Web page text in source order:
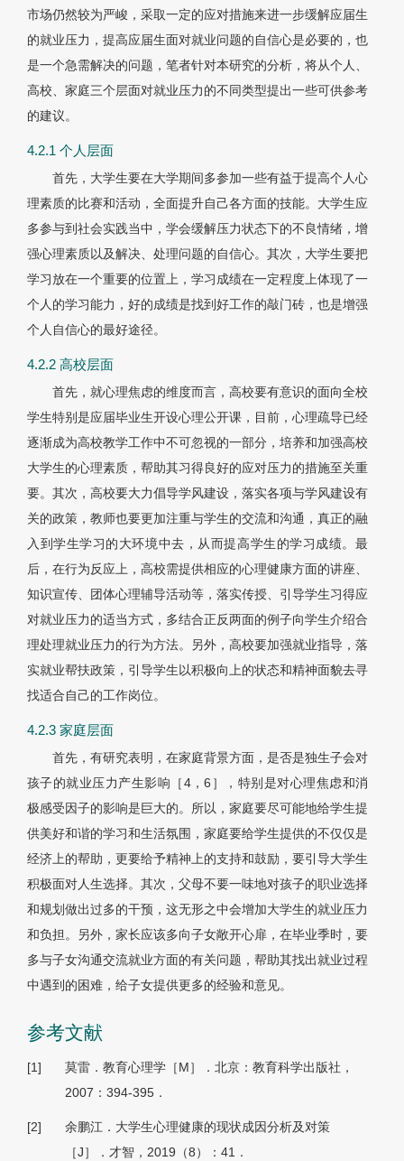
市场仍然较为严峻，采取一定的应对措施来进一步缓解应届生
的就业压力，提高应届生面对就业问题的自信心是必要的，也
是一个急需解决的问题，笔者针对本研究的分析，将从个人、
高校、家庭三个层面对就业压力的不同类型提出一些可供参考
的建议。
4.2.1 个人层面
首先，大学生要在大学期间多参加一些有益于提高个人心
理素质的比赛和活动，全面提升自己各方面的技能。大学生应
多参与到社会实践当中，学会缓解压力状态下的不良情绪，增
强心理素质以及解决、处理问题的自信心。其次，大学生要把
学习放在一个重要的位置上，学习成绩在一定程度上体现了一
个人的学习能力，好的成绩是找到好工作的敲门砖，也是增强
个人自信心的最好途径。
4.2.2 高校层面
首先，就心理焦虑的维度而言，高校要有意识的面向全校
学生特别是应届毕业生开设心理公开课，目前，心理疏导已经
逐渐成为高校教学工作中不可忽视的一部分，培养和加强高校
大学生的心理素质，帮助其习得良好的应对压力的措施至关重
要。其次，高校要大力倡导学风建设，落实各项与学风建设有
关的政策，教师也要更加注重与学生的交流和沟通，真正的融
入到学生学习的大环境中去，从而提高学生的学习成绩。最
后，在行为反应上，高校需提供相应的心理健康方面的讲座、
知识宣传、团体心理辅导活动等，落实传授、引导学生习得应
对就业压力的适当方式，多结合正反两面的例子向学生介绍合
理处理就业压力的行为方法。另外，高校要加强就业指导，落
实就业帮扶政策，引导学生以积极向上的状态和精神面貌去寻
找适合自己的工作岗位。
4.2.3 家庭层面
首先，有研究表明，在家庭背景方面，是否是独生子会对
孩子的就业压力产生影响［4，6］，特别是对心理焦虑和消
极感受因子的影响是巨大的。所以，家庭要尽可能地给学生提
供美好和谐的学习和生活氛围，家庭要给学生提供的不仅仅是
经济上的帮助，更要给予精神上的支持和鼓励，要引导大学生
积极面对人生选择。其次，父母不要一味地对孩子的职业选择
和规划做出过多的干预，这无形之中会增加大学生的就业压力
和负担。另外，家长应该多向子女敞开心扉，在毕业季时，要
多与子女沟通交流就业方面的有关问题，帮助其找出就业过程
中遇到的困难，给子女提供更多的经验和意见。
参考文献
[1]
莫雷．教育心理学［M］．北京：教育科学出版社，
2007：394-395．
[2]
余鹏江．大学生心理健康的现状成因分析及对策
［J］．才智，2019（8）：41．